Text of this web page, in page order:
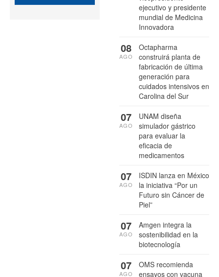
ejecutivo y presidente
mundial de Medicina
Innovadora
Octapharma
construirá planta de
fabricación de última
generación para
cuidados intensivos en
Carolina del Sur
08
AGO
UNAM diseña
simulador gástrico
para evaluar la
eficacia de
medicamentos
07
AGO
ISDIN lanza en México
la iniciativa “Por un
Futuro sin Cáncer de
Piel”
07
AGO
Amgen integra la
sostenibilidad en la
biotecnología
07
AGO
OMS recomienda
ensayos con vacuna
07
AGO